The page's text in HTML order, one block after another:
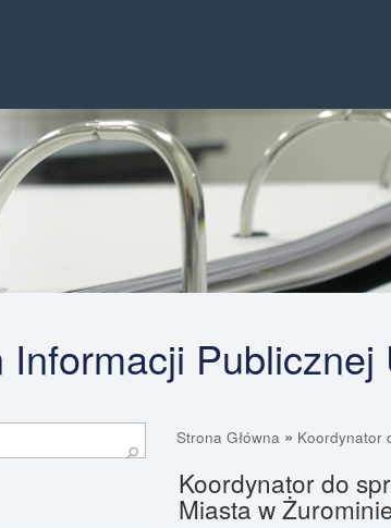
Informacji
⚲
Strona Główna » Koordynator
Koordynator do
Miasta w